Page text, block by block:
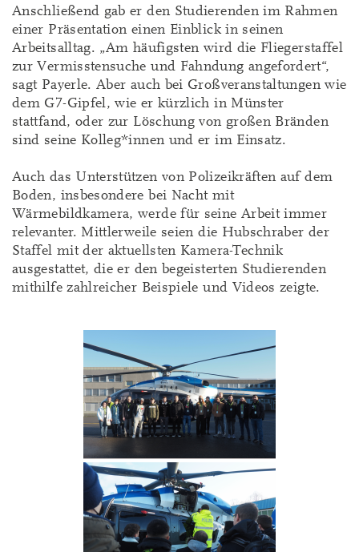
Anschließend gab er den Studierenden im Rahmen
einer Präsentation einen Einblick in seinen
Arbeitsalltag. „Am häufigsten wird die Fliegerstaffel
zur Vermisstensuche und Fahndung angefordert“,
sagt Payerle. Aber auch bei Großveranstaltungen wie
dem G7-Gipfel, wie er kürzlich in Münster
stattfand, oder zur Löschung von großen Bränden
sind seine Kolleg*innen und er im Einsatz.
Auch das Unterstützen von Polizeikräften auf dem
Boden, insbesondere bei Nacht mit
Wärmebildkamera, werde für seine Arbeit immer
relevanter. Mittlerweile seien die Hubschraber der
Staffel mit der aktuellsten Kamera-Technik
ausgestattet, die er den begeisterten Studierenden
mithilfe zahlreicher Beispiele und Videos zeigte.